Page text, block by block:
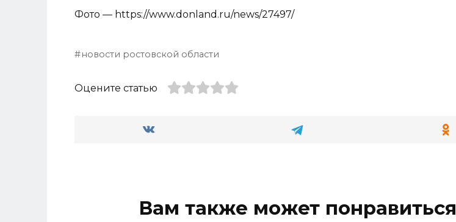
Фото — https://www.donland.ru/news/27497/
новости ростовской области
Оцените статью
Вам также может понравиться